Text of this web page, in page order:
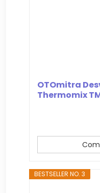
OTOmitra
Thermomix
BESTSELLER NO. 3